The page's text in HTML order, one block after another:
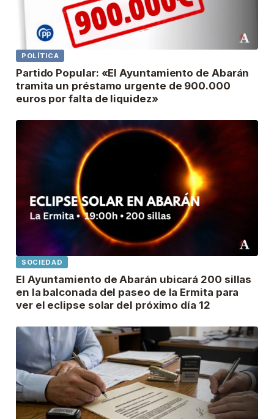
POLÍTICA
Partido Popular: «El Ayuntamiento de Abarán
tramita un préstamo urgente de 900.000
euros por falta de liquidez»
SOCIEDAD
El Ayuntamiento de Abarán ubicará 200 sillas
en la balconada del paseo de la Ermita para
ver el eclipse solar del próximo día 12